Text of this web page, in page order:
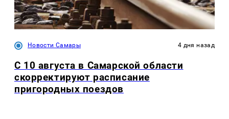
Новости Самары 4 дня назад
С 10 августа в Самарской области
скорректируют расписание
пригородных поездов